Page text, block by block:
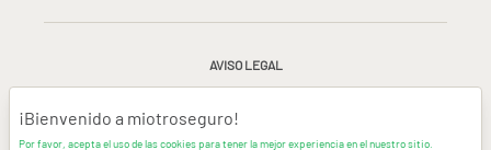
AVISO LEGAL
CONDICIONES GENERALES DE USO
¡Bienvenido a miotroseguro!
Por favor, acepta el uso de las cookies para tener la mejor experiencia en el nuestro sitio.